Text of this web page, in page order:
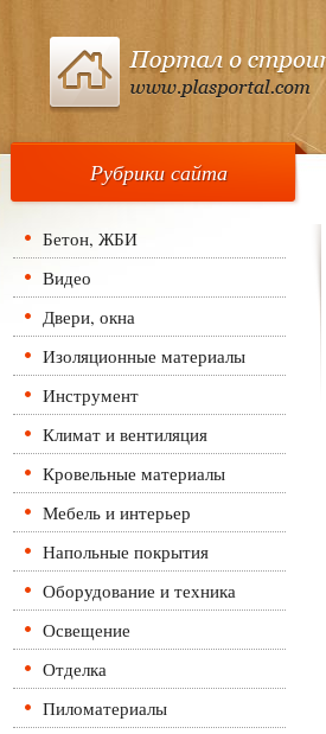
Рубрики сайта
Бетон, ЖБИ
Видео
Двери, окна
Изоляционные материалы
Инструмент
Климат и вентиляция
Кровельные материалы
Мебель и интерьер
Напольные покрытия
Оборудование и техника
Освещение
Отделка
Пиломатериалы